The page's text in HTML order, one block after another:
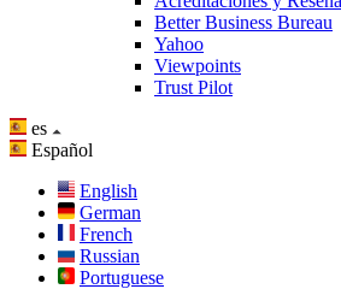
Better Business Bureau
Yahoo
Viewpoints
Trust Pilot
es
Español
English
German
French
Russian
Portuguese